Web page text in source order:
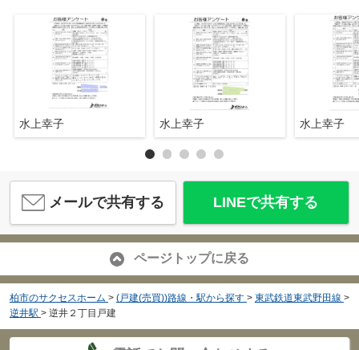
水上幸子 水上幸子 水上幸子
メールで共有する LINEで共有する
ページトップに戻る
柏市のサクセスホーム > (戸建(売買))路線・駅から探す > 東武鉄道東武野田線 >
逆井駅 > 逆井２丁目戸建